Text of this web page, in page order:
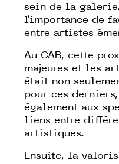
sein de la galerie.
l’importance de
entre artistes
Au CAB, cette
majeures et les
était non
pour ces
également aux
liens entre
artistiques.
Ensuite, la